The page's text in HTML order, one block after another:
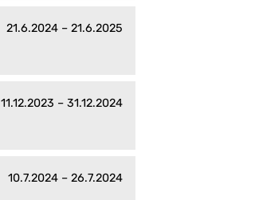
21.6.2024 – 21.6.2025
11.12.2023 – 31.12.2024
10.7.2024 – 26.7.2024